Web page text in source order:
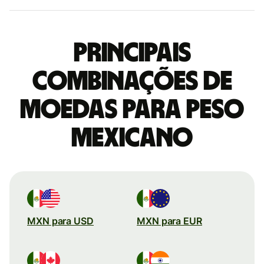
Principais
combinações de
moedas para Peso
mexicano
MXN para USD MXN para EUR